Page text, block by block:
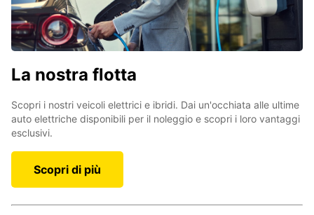
La nostra flotta
Scopri i nostri veicoli elettrici e ibridi. Dai un'occhiata alle ultime
auto elettriche disponibili per il noleggio e scopri i loro vantaggi
esclusivi.
Scopri di più